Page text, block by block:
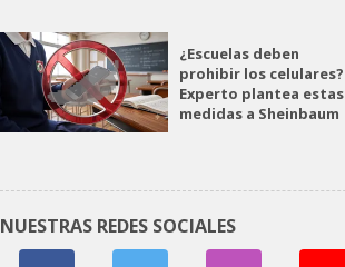
¿Escuelas deben
prohibir los celulares?
Experto plantea estas
medidas a Sheinbaum
NUESTRAS REDES SOCIALES